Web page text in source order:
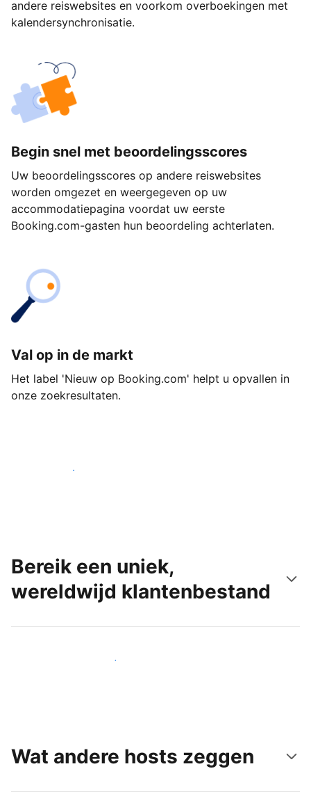
andere reiswebsites en voorkom overboekingen met
kalendersynchronisatie.
Begin snel met beoordelingsscores
Uw beoordelingsscores op andere reiswebsites
worden omgezet en weergegeven op uw
accommodatiepagina voordat uw eerste
Booking.com-gasten hun beoordeling achterlaten.
Val op in de markt
Het label 'Nieuw op Booking.com' helpt u opvallen in
onze zoekresultaten.
Begin vandaag nog
Bereik een uniek,
wereldwijd klantenbestand
Bereik vandaag nog nieuwe gasten
Wat andere hosts zeggen